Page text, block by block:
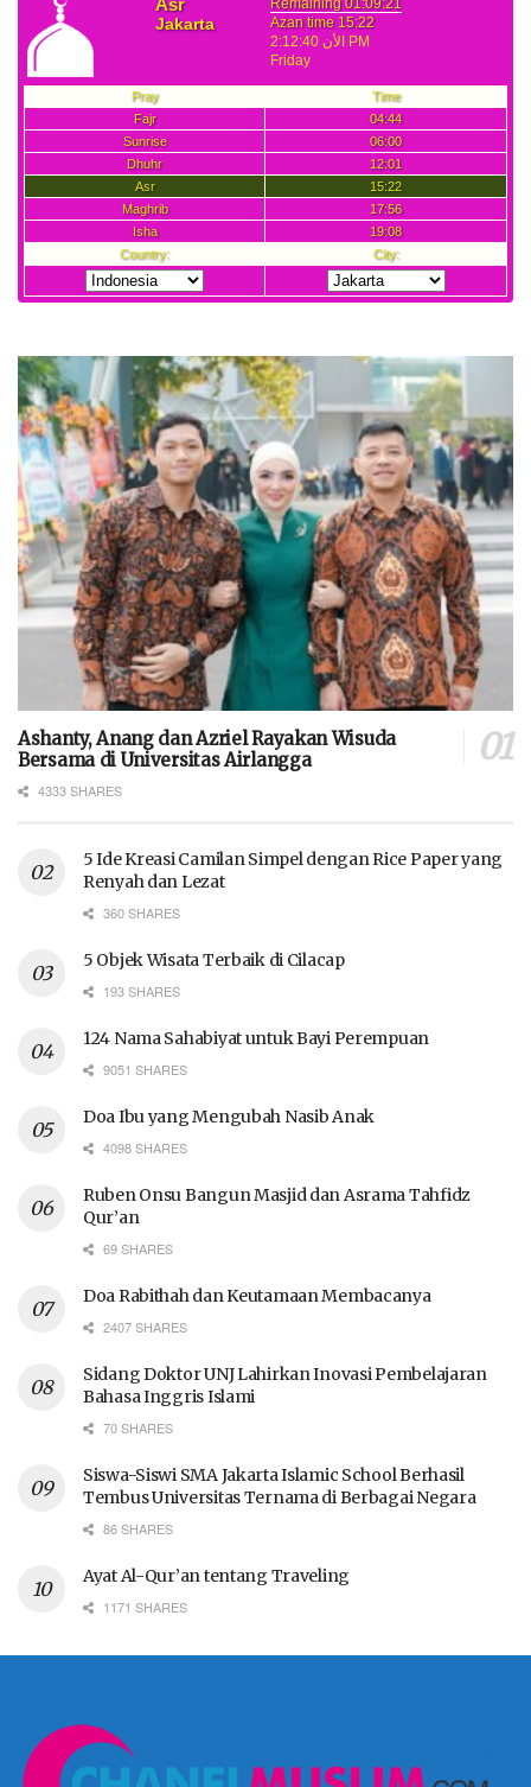
Ashanty, Anang dan Azriel Rayakan Wisuda
Bersama di Universitas Airlangga
4333 SHARES
5 Ide Kreasi Camilan Simpel dengan Rice Paper yang
Renyah dan Lezat
360 SHARES
5 Objek Wisata Terbaik di Cilacap
193 SHARES
124 Nama Sahabiyat untuk Bayi Perempuan
9051 SHARES
Doa Ibu yang Mengubah Nasib Anak
4098 SHARES
Ruben Onsu Bangun Masjid dan Asrama Tahfidz
Qur’an
69 SHARES
Doa Rabithah dan Keutamaan Membacanya
2407 SHARES
Sidang Doktor UNJ Lahirkan Inovasi Pembelajaran
Bahasa Inggris Islami
70 SHARES
Siswa-Siswi SMA Jakarta Islamic School Berhasil
Tembus Universitas Ternama di Berbagai Negara
86 SHARES
Ayat Al-Qur’an tentang Traveling
1171 SHARES